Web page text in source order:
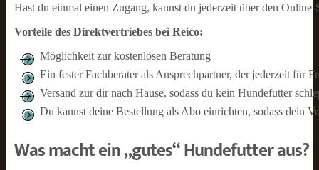
Hast du einmal einen Zugang, kannst du jederzeit über den Online-
Vorteile des Direktvertriebes bei Reico:
Möglichkeit zur kostenlosen Beratung
Ein fester Fachberater als Ansprechpartner, der jederzeit für
Versand zur dir nach Hause, sodass du kein Hundefutter
Du kannst deine Bestellung als Abo einrichten, sodass dein
Was macht ein „gutes“ Hundefutter aus?